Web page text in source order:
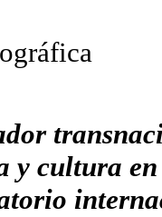
y cultura